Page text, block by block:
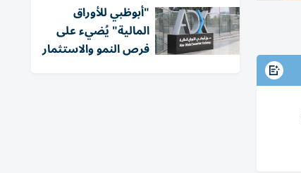
"أبوظبي للأوراق
المالية" يُضيء على
فرص النمو والاستثمار